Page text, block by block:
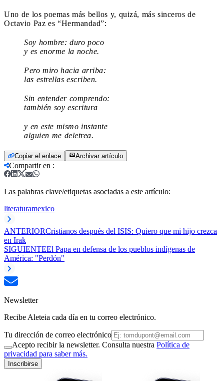
Uno de los poemas más bellos y, quizá, más sinceros de
Octavio Paz es “Hermandad”:
Soy hombre: duro poco
y es enorme la noche.
Pero miro hacia arriba:
las estrellas escriben.
Sin entender comprendo:
también soy escritura
y en este mismo instante
alguien me deletrea.
Copiar el enlace Archivar artículo
Compartir en :
Las palabras clave/etiquetas asociadas a este artículo:
literaturamexico
ANTERIORCristianos después del ISIS: Quiero que mi hijo crezca
en Irak
SIGUIENTEEl Papa en defensa de los pueblos indígenas de
América: "Perdón"
Newsletter
Recibe Aleteia cada día en tu correo electrónico.
Tu dirección de correo electrónico
Acepto recibir la newsletter. Consulta nuestra Política de
privacidad para saber más.
Inscribirse